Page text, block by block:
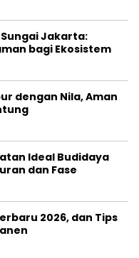
Jakarta:
bagi Ekosistem
dengan Nila, Aman
Ideal Budidaya
dan Fase
2026, dan Tips